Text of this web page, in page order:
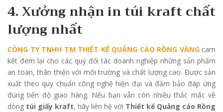
4. Xưởng nhận in túi kraft chất
lượng nhất
CÔNG TY TNHH TM THIẾT KẾ QUẢNG CÁO RỒNG VÀNGcam
kết đem lại cho các quý đối tác doanh nghiệp những sản phẩm
an toàn, thân thiện với môi trường và chất lượng cao. Được sản
xuất theo quy chuẩn công nghệ hiện đại và đảm bảo đáp ứng
đúng tiến độ giao hàng. Nếu bạn vẫn còn nhiều thắc mắc về
dòng túi giấy kraft, hãy liên hệ với Thiết kế Quảng cáo Rồng